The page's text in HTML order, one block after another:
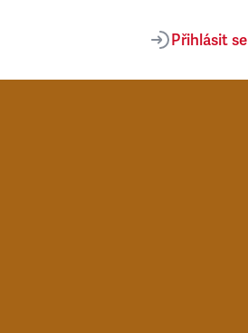
Přihlásit se